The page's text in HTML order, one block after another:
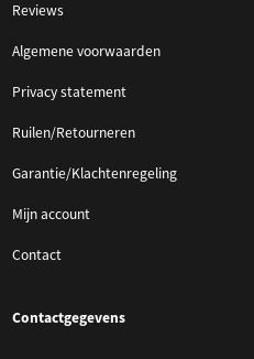
Reviews
Algemene voorwaarden
Privacy statement
Ruilen/Retourneren
Garantie/Klachtenregeling
Mijn account
Contact
Contactgegevens